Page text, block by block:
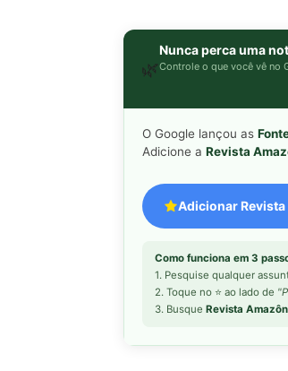
🌿
Nunca perca uma
Controle o que você vê no
O Google lançou as
Adicione a Revista
Adicionar
Como funciona em 3
1. Pesquise qualquer
2. Toque no ⭐ ao lado de
3. Busque Revista